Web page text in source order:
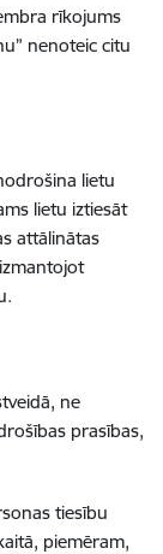
rīkojums
nenoteic citu
lietu
lietu iztiesāt
attālinātas
ne
prasības,
tiesību
piemēram,